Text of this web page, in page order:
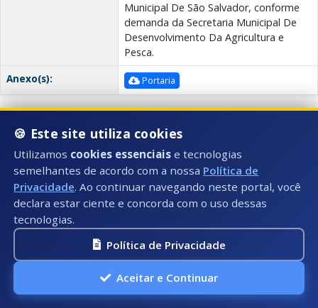
Municipal De São Salvador, conforme
demanda da Secretaria Municipal De
Desenvolvimento Da Agricultura e
Pesca.
Anexo(s):
Portaria
Portaria 082/2025
Data:
10/10/2025 Número:
Secretaria(s):
SEMAS - Secretaria Municipal de
Assistência Social
Descrição:
DE TICKET FEIRA AOS FEIRANTES
REFERENTE AO EXERCÍCIO DE 2025 NO
MUNICIPIO DE PRESIDENTE KENNEDY.
🍪 Este site utiliza cookies
Utilizamos cookies essenciais e tecnologias
semelhantes de acordo com a nossa Política de
Privacidade. Ao continuar navegando neste portal, você
declara estar ciente e concorda com o uso dessas
tecnologias.
Política de Privacidade
Aceitar e Continuar